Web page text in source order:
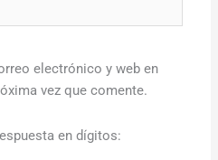
electrónico y web en
vez que comente.
en dígitos: